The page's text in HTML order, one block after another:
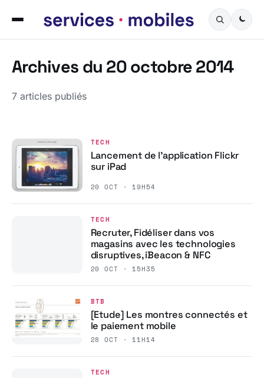
Archives du 20 octobre 2014
7 articles publiés
TECH
Lancement de l’application Flickr
sur iPad
20 OCT · 19H54
TECH
Recruter, Fidéliser dans vos
magasins avec les technologies
disruptives, iBeacon & NFC
20 OCT · 15H35
BTB
[Etude] Les montres connectés et
le paiement mobile
28 OCT · 11H14
TECH